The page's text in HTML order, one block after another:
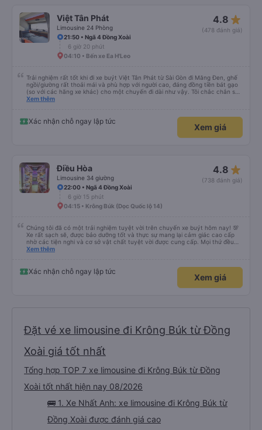
Việt Tân Phát
Limousine 24 Phòng
4.8 star_rate
(478 đánh giá)
21:50 • Ngã 4 Đồng Xoài
6 giờ 20 phút
04:10 • Bến xe Ea H'Leo
Trải nghiệm rất tốt khi đi xe buýt Việt Tân Phát từ Sài Gòn đi Măng Đen, ghế
ngồi/giường rất thoải mái và phù hợp với người cao, đáng đồng tiền bát gạo
(so với các hãng xe khác) cho một chuyến đi dài như vậy. Tôi chắc chắn sẽ
sử dụng lại sau.
Xem thêm
Xác nhận chỗ ngay lập tức
Xem giá
Điều Hòa
Limousine 34 giường
4.8 star_rate
(738 đánh giá)
22:00 • Ngã 4 Đồng Xoài
6 giờ 15 phút
04:15 • Krông Búk (Dọc Quốc lộ 14)
Chúng tôi đã có một trải nghiệm tuyệt vời trên chuyến xe buýt hôm nay! 💯
Xe rất sạch sẽ, được bảo dưỡng tốt và thực sự mang lại cảm giác cao cấp
nhờ các tiện nghi và cơ sở vật chất tuyệt vời được cung cấp. Mọi thứ đều
thoải mái và ngăn nắp. Nhân viên và tài xế rất tốt bụng, hữu ích và chu đáo,
đối với tôi và gia đình. Chúng tôi rất vui và hài lòng từ đầu đến cuối. Rất đáng
giới thiệu! 💛 Về ứng dụng, nó rất dễ sử dụng, thân thiện với người dùng và
tiện lợi khi đặt chuyến đi của chúng tôi. Mọi thứ đều diễn ra suôn sẻ!
Xem thêm
Xác nhận chỗ ngay lập tức
Xem giá
Đặt vé xe limousine đi Krông Búk từ Đồng
Xoài giá tốt nhất
Tổng hợp TOP 7 xe limousine đi Krông Búk từ Đồng
Xoài tốt nhất hiện nay 08/2026
🚌 1. Xe Nhất Anh: xe limousine đi Krông Búk từ
Đồng Xoài được đánh giá cao